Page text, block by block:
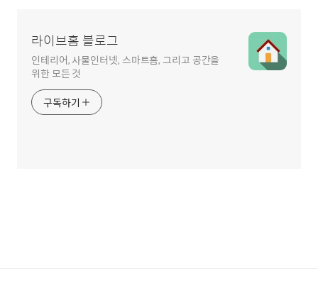
라이브홈 블로그
인테리어, 사물인터넷, 스마트홈, 그리고 공간을
위한 모든 것
구독하기